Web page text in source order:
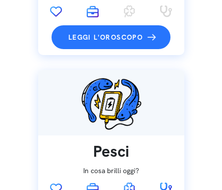
LEGGI L'OROSCOPO
Pesci
In cosa brilli oggi?